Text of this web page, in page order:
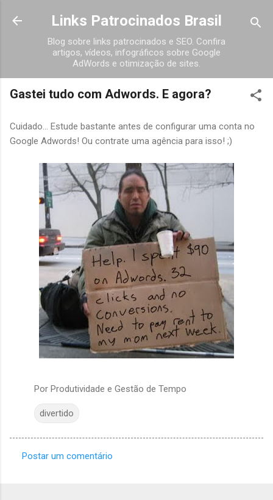
Pular para o conteúdo principal
Links Patrocinados Brasil
Blog sobre links patrocinados e SEO. Confira
artigos, vídeos, infográficos sobre Google
AdWords e otimização de sites.
Gastei tudo com Adwords. E agora?
Cuidado... Estude bastante antes de configurar uma conta no
Google Adwords! Ou contrate uma agência para isso! ;)
Por Produtividade e Gestão de Tempo
divertido
Postar um comentário